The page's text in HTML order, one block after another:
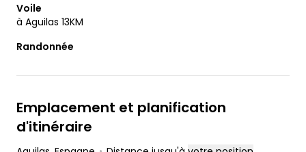
Voile
à Aguilas 13KM
Randonnée
Emplacement et planification
d'itinéraire